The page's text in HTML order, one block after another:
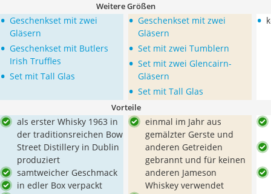
Weitere Größen
• Geschenkset mit zwei
Gläsern
• Geschenkset mit Butlers
Irish Truffles
• Set mit Tall Glas
• Geschenkset mit zwei
Gläsern
• Set mit zwei Tumblern
• Set mit zwei Glencairn-
Gläsern
• Set mit Tall Glas
•
Vorteile
als erster Whisky 1963 in
der traditionsreichen Bow
Street Distillery in Dublin
produziert
samtweicher Geschmack
in edler Box verpackt
einmal im Jahr aus
gemälzter Gerste und
anderen Getreiden
gebrannt und für keinen
anderen Jameson
Whiskey verwendet